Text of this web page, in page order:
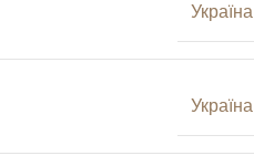
Україна
Україна